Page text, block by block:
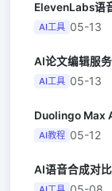
AI工具 05-13
AI工具 05-13
AI教程 05-12